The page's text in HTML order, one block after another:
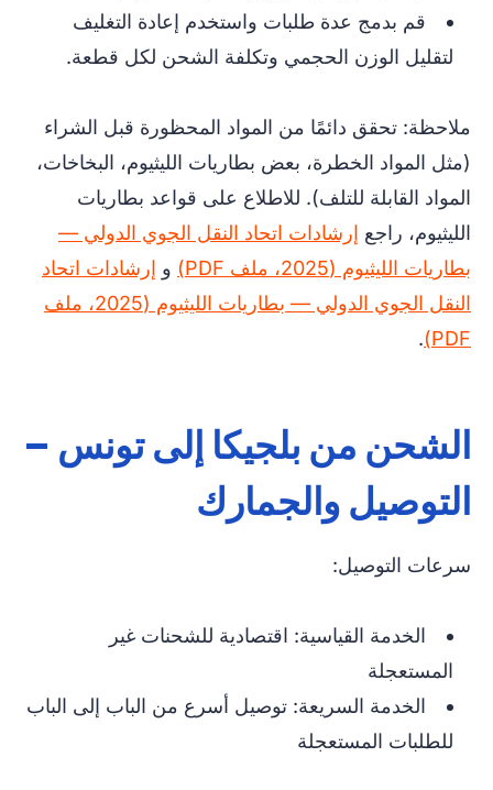
قم بدمج عدة طلبات واستخدم إعادة التغليف
لتقليل الوزن الحجمي وتكلفة الشحن لكل قطعة.
ملاحظة: تحقق دائمًا من المواد المحظورة قبل الشراء
(مثل المواد الخطرة، بعض بطاريات الليثيوم، البخاخات،
المواد القابلة للتلف). للاطلاع على قواعد بطاريات
الليثيوم، راجع إرشادات اتحاد النقل الجوي الدولي —
بطاريات الليثيوم (2025، ملف PDF)
و إرشادات اتحاد
النقل الجوي الدولي — بطاريات الليثيوم (2025، ملف
PDF)
.
الشحن من بلجيكا إلى تونس –
التوصيل والجمارك
سرعات التوصيل:
الخدمة القياسية: اقتصادية للشحنات غير
المستعجلة
الخدمة السريعة: توصيل أسرع من الباب إلى الباب
للطلبات المستعجلة